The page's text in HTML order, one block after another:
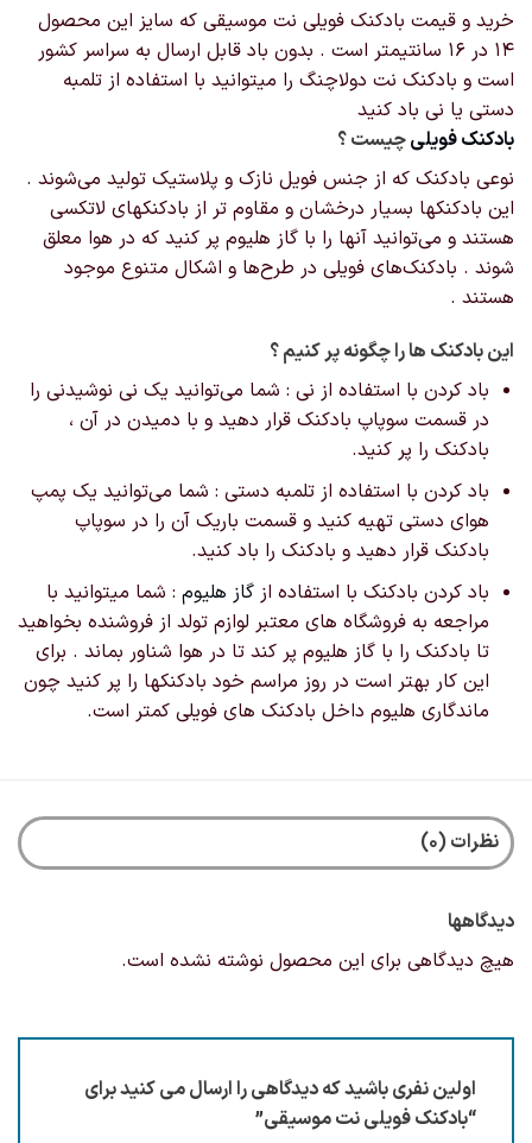
خرید و قیمت بادکنک فویلی نت موسیقی که سایز این محصول
۱۴ در ۱۶ سانتیمتر است . بدون باد قابل ارسال به سراسر کشور
است و بادکنک نت دولاچنگ را میتوانید با استفاده از تلمبه
دستی یا نی باد کنید
بادکنک‌ فویلیچیست ؟
نوعی بادکنک که از جنس فویل نازک و پلاستیک تولید می‌شوند .
این بادکنکها بسیار درخشان و مقاوم تر از بادکنکهای لاتکسی
هستند و می‌توانید آنها را با گاز هلیوم پر کنید که در هوا معلق
شوند . بادکنک‌های فویلی در طرح‌ها و اشکال‌ متنوع موجود
هستند .
این بادکنک ها را چگونه پر کنیم ؟
باد کردن با استفاده از نی : شما می‌توانید یک نی نوشیدنی را
در قسمت سوپاپ بادکنک قرار دهید و با دمیدن در آن ،
بادکنک را پر کنید.
باد کردن با استفاده از تلمبه دستی : شما می‌توانید یک پمپ
هوای دستی تهیه کنید و قسمت باریک آن را در سوپاپ
بادکنک قرار دهید و بادکنک را باد کنید.
باد کردن بادکنک با استفاده از گاز هلیوم: شما میتوانید با
مراجعه به فروشگاه های معتبر لوازم تولد از فروشنده بخواهید
تا بادکنک را با گاز هلیوم پر کند تا در هوا شناور بماند . برای
این کار بهتر است در روز مراسم خود بادکنکها را پر کنید چون
ماندگاری هلیوم داخل بادکنک های فویلی کمتر است.
نظرات (0)
دیدگاهها
هیچ دیدگاهی برای این محصول نوشته نشده است.
اولین نفری باشید که دیدگاهی را ارسال می کنید برای
“بادکنک فویلی نت موسیقی”